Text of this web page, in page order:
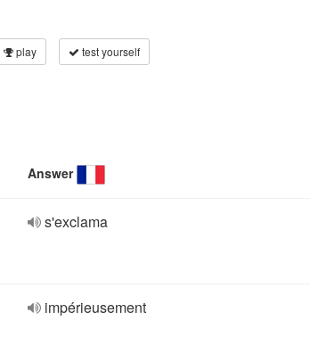
play test yourself
Answer
s'exclama
impérieusement